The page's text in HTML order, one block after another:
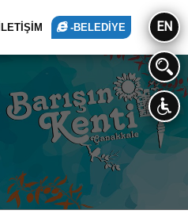
İLETİŞİM -BELEDİYE EN